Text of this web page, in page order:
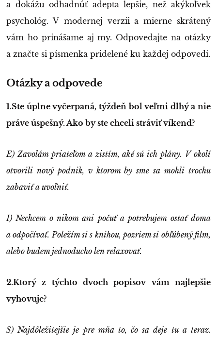
a dokážu odhadnúť adepta lepšie, než akýkoľvek
psychológ. V modernej verzii a mierne skrátený
vám ho prinášame aj my. Odpovedajte na otázky
a značte si písmenka pridelené ku každej odpovedi.
Otázky a odpovede
1.Ste úplne vyčerpaná, týždeň bol veľmi dlhý a nie
práve úspešný. Ako by ste chceli stráviť víkend?
E) Zavolám priateľom a zistím, aké sú ich plány. V okolí
otvorili nový podnik, v ktorom by sme sa mohli trochu
zabaviť a uvoľniť.
I) Nechcem o nikom ani počuť a potrebujem ostať doma
a odpočívať. Poležím si s knihou, pozriem si obľúbený film,
alebo budem jednoducho len relaxovať.
2.Ktorý z týchto dvoch popisov vám najlepšie
vyhovuje?
S) Najdôležitejšie je pre mňa to, čo sa deje tu a teraz.